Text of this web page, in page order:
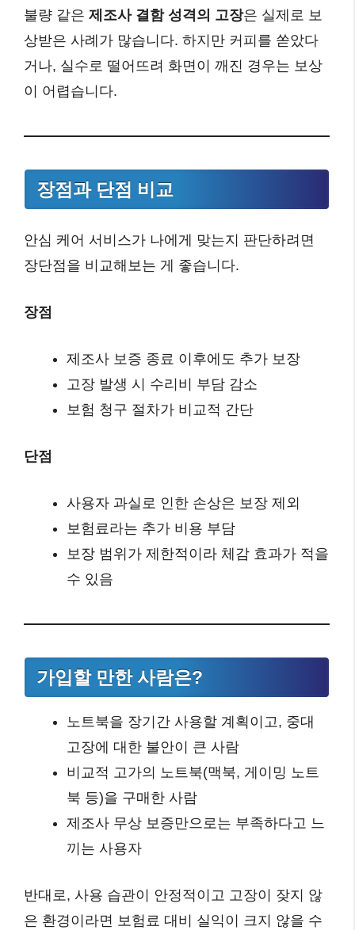
불량 같은 제조사 결함 성격의 고장은 실제로 보
상받은 사례가 많습니다. 하지만 커피를 쏟았다
거나, 실수로 떨어뜨려 화면이 깨진 경우는 보상
이 어렵습니다.
장점과 단점 비교
안심 케어 서비스가 나에게 맞는지 판단하려면
장단점을 비교해보는 게 좋습니다.
장점
제조사 보증 종료 이후에도 추가 보장
고장 발생 시 수리비 부담 감소
보험 청구 절차가 비교적 간단
단점
사용자 과실로 인한 손상은 보장 제외
보험료라는 추가 비용 부담
보장 범위가 제한적이라 체감 효과가 적을
수 있음
가입할 만한 사람은?
노트북을 장기간 사용할 계획이고, 중대
고장에 대한 불안이 큰 사람
비교적 고가의 노트북(맥북, 게이밍 노트
북 등)을 구매한 사람
제조사 무상 보증만으로는 부족하다고 느
끼는 사용자
반대로, 사용 습관이 안정적이고 고장이 잦지 않
은 환경이라면 보험료 대비 실익이 크지 않을 수